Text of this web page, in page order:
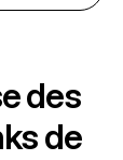
des
de